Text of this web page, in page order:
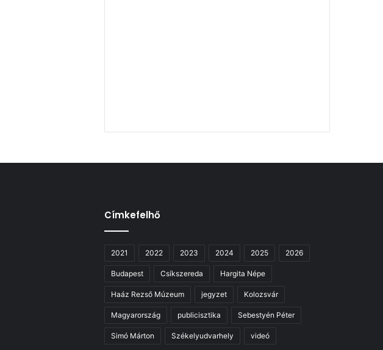
Címkefelhő
2021 2022 2023 2024 2025 2026
Budapest Csíkszereda Hargita Népe
Haáz Rezső Múzeum jegyzet Kolozsvár
Magyarország publicisztika Sebestyén Péter
Simó Márton Székelyudvarhely videó